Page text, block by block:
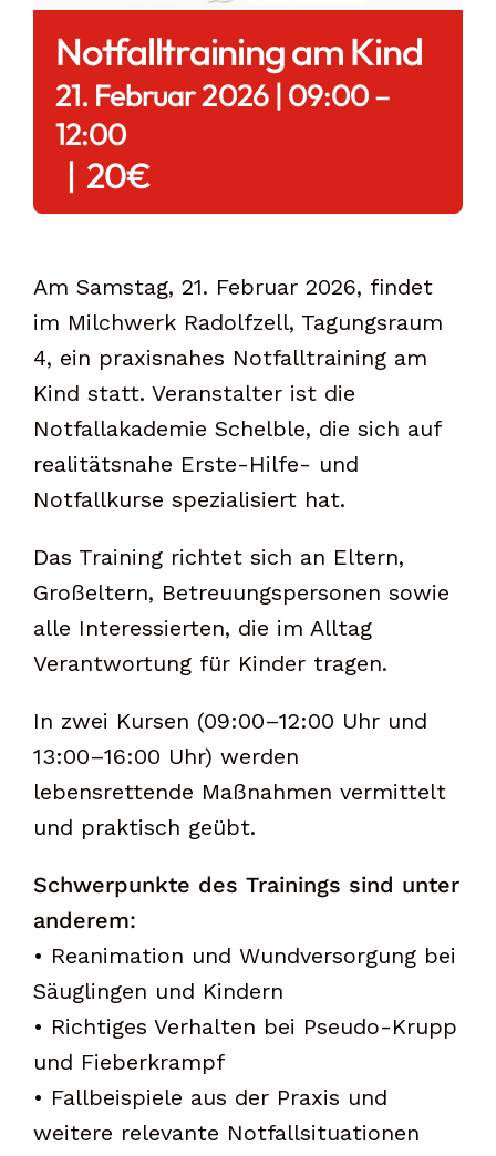
Notfalltraining am Kind
21. Februar 2026 | 09:00–
12:00
| 20€
Am Samstag, 21. Februar 2026, findet
im Milchwerk Radolfzell, Tagungsraum
4, ein praxisnahes Notfalltraining am
Kind statt. Veranstalter ist die
Notfallakademie Schelble, die sich auf
realitätsnahe Erste-Hilfe- und
Notfallkurse spezialisiert hat.
Das Training richtet sich an Eltern,
Großeltern, Betreuungspersonen sowie
alle Interessierten, die im Alltag
Verantwortung für Kinder tragen.
In zwei Kursen (09:00–12:00 Uhr und
13:00–16:00 Uhr) werden
lebensrettende Maßnahmen vermittelt
und praktisch geübt.
Schwerpunkte des Trainings sind unter
anderem:
• Reanimation und Wundversorgung bei
Säuglingen und Kindern
• Richtiges Verhalten bei Pseudo-Krupp
und Fieberkrampf
• Fallbeispiele aus der Praxis und
weitere relevante Notfallsituationen